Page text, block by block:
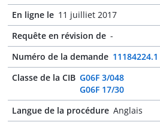
En ligne le 11 juilliet 2017
Requête en révision de -
Numéro de la demande 11184224.1
Classe de la CIB G06F 3/048
G06F 17/30
Langue de la procédure Anglais